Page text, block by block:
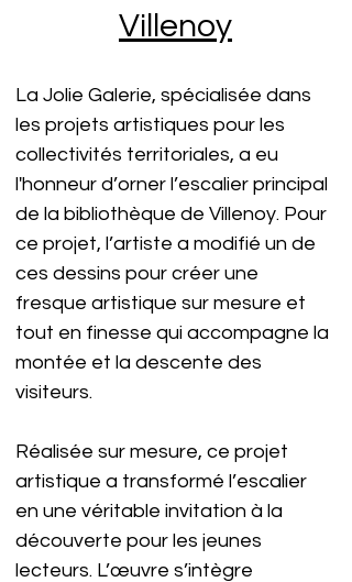
Villenoy
La Jolie Galerie, spécialisée dans
les projets artistiques pour les
collectivités territoriales, a eu
l'honneur d’orner l’escalier principal
de la bibliothèque de Villenoy. Pour
ce projet, l’artiste a modifié un de
ces dessins pour créer une
fresque artistique sur mesure et
tout en finesse qui accompagne la
montée et la descente des
visiteurs.
Réalisée sur mesure, ce projet
artistique a transformé l’escalier
en une véritable invitation à la
découverte pour les jeunes
lecteurs. L’œuvre s’intègre